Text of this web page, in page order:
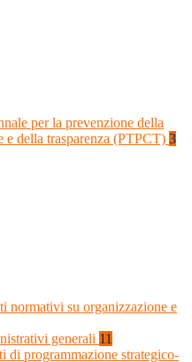
per la prevenzione della
e della trasparenza (PTPCT) 3
normativi su organizzazione e
generali 11
di programmazione strategico-